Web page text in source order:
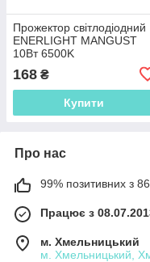
Прожектор світлодіодний
ENERLIGHT MANGUST
10Вт 6500K
168 ₴
Купити
Про нас
99% позитивних з
Працює з
м. Хмельницький
м. Хмельницький,